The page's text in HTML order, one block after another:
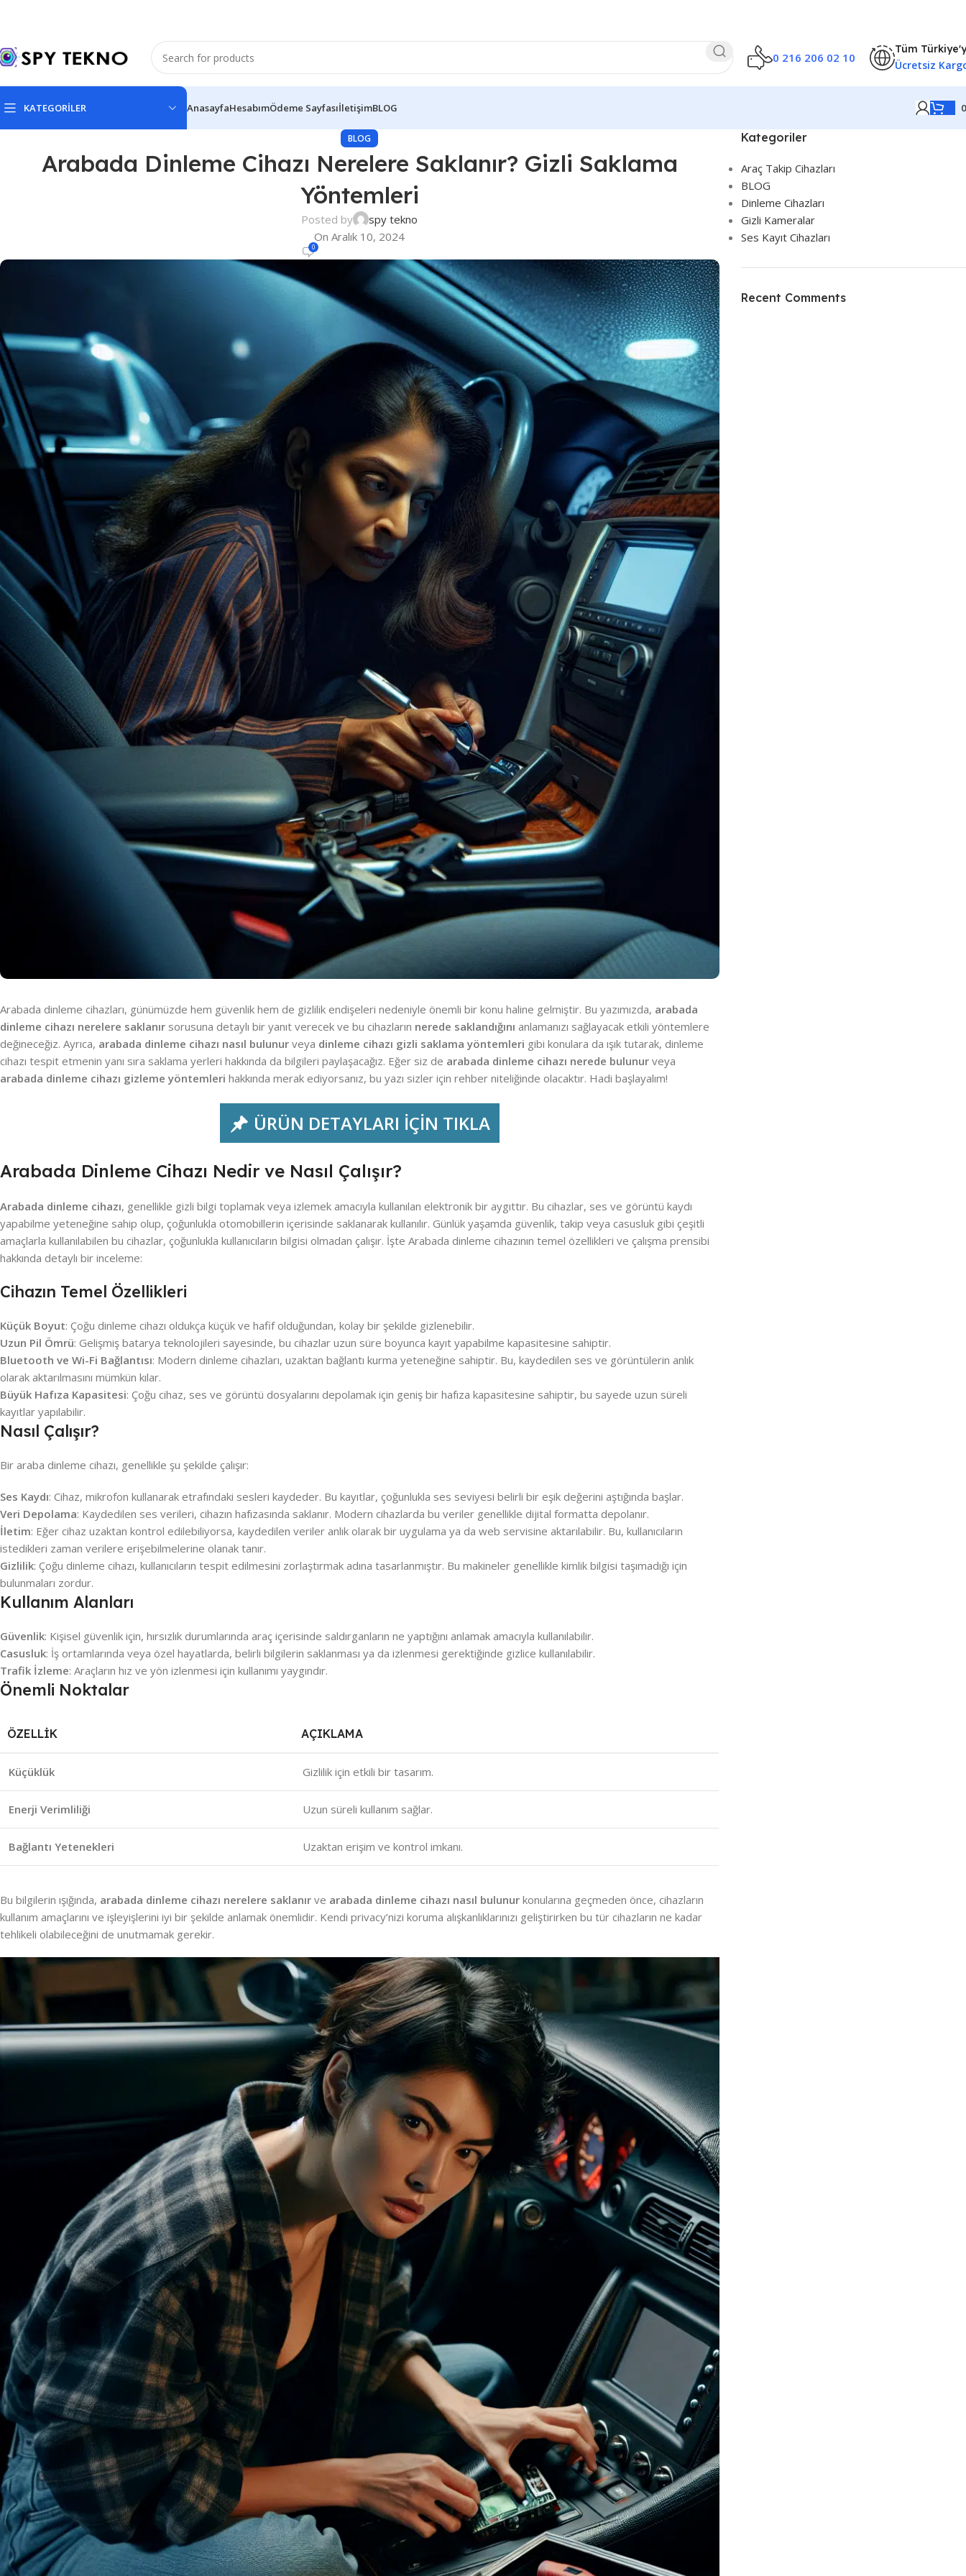
0 216 206 02 10
Tüm
Ücretsiz
KATEGORİLER AnasayfaHesabımÖdeme SayfasıİletişimBLOG
BLOG
Arabada Dinleme Cihazı Nerelere Saklanır? Gizli Saklama
Yöntemleri
Posted by
spy tekno
On Aralık 10, 2024
0
Arabada dinleme cihazları, günümüzde hem güvenlik hem de gizlilik endişeleri nedeniyle önemli bir konu haline gelmiştir. Bu yazımızda, arabada
dinleme cihazı nerelere saklanır sorusuna detaylı bir yanıt verecek ve bu cihazların nerede saklandığını anlamanızı sağlayacak etkili yöntemlere
değineceğiz. Ayrıca, arabada dinleme cihazı nasıl bulunur veya dinleme cihazı gizli saklama yöntemleri gibi konulara da ışık tutarak, dinleme
cihazı tespit etmenin yanı sıra saklama yerleri hakkında da bilgileri paylaşacağız. Eğer siz de arabada dinleme cihazı nerede bulunur veya
arabada dinleme cihazı gizleme yöntemleri hakkında merak ediyorsanız, bu yazı sizler için rehber niteliğinde olacaktır. Hadi başlayalım!
ÜRÜN DETAYLARI İÇİN TIKLA
Arabada Dinleme Cihazı Nedir ve Nasıl Çalışır?
Arabada dinleme cihazı, genellikle gizli bilgi toplamak veya izlemek amacıyla kullanılan elektronik bir aygıttır. Bu cihazlar, ses ve görüntü kaydı
yapabilme yeteneğine sahip olup, çoğunlukla otomobillerin içerisinde saklanarak kullanılır. Günlük yaşamda güvenlik, takip veya casusluk gibi çeşitli
amaçlarla kullanılabilen bu cihazlar, çoğunlukla kullanıcıların bilgisi olmadan çalışır. İşte Arabada dinleme cihazının temel özellikleri ve çalışma prensibi
hakkında detaylı bir inceleme:
Cihazın Temel Özellikleri
Küçük Boyut: Çoğu dinleme cihazı oldukça küçük ve hafif olduğundan, kolay bir şekilde gizlenebilir.
Uzun Pil Ömrü: Gelişmiş batarya teknolojileri sayesinde, bu cihazlar uzun süre boyunca kayıt yapabilme kapasitesine sahiptir.
Bluetooth ve Wi-Fi Bağlantısı: Modern dinleme cihazları, uzaktan bağlantı kurma yeteneğine sahiptir. Bu, kaydedilen ses ve görüntülerin anlık
olarak aktarılmasını mümkün kılar.
Büyük Hafıza Kapasitesi: Çoğu cihaz, ses ve görüntü dosyalarını depolamak için geniş bir hafıza kapasitesine sahiptir, bu sayede uzun süreli
kayıtlar yapılabilir.
Nasıl Çalışır?
Bir araba dinleme cihazı, genellikle şu şekilde çalışır:
Ses Kaydı: Cihaz, mikrofon kullanarak etrafındaki sesleri kaydeder. Bu kayıtlar, çoğunlukla ses seviyesi belirli bir eşik değerini aştığında başlar.
Veri Depolama: Kaydedilen ses verileri, cihazın hafızasında saklanır. Modern cihazlarda bu veriler genellikle dijital formatta depolanır.
İletim: Eğer cihaz uzaktan kontrol edilebiliyorsa, kaydedilen veriler anlık olarak bir uygulama ya da web servisine aktarılabilir. Bu, kullanıcıların
istedikleri zaman verilere erişebilmelerine olanak tanır.
Gizlilik: Çoğu dinleme cihazı, kullanıcıların tespit edilmesini zorlaştırmak adına tasarlanmıştır. Bu makineler genellikle kimlik bilgisi taşımadığı için
bulunmaları zordur.
Kullanım Alanları
Güvenlik: Kişisel güvenlik için, hırsızlık durumlarında araç içerisinde saldırganların ne yaptığını anlamak amacıyla kullanılabilir.
Casusluk: İş ortamlarında veya özel hayatlarda, belirli bilgilerin saklanması ya da izlenmesi gerektiğinde gizlice kullanılabilir.
Trafik İzleme: Araçların hız ve yön izlenmesi için kullanımı yaygındır.
Önemli Noktalar
ÖZELLIK AÇIKLAMA
Küçüklük Gizlilik için etkili bir tasarım.
Enerji Verimliliği Uzun süreli kullanım sağlar.
Bağlantı Yetenekleri Uzaktan erişim ve kontrol imkanı.
Bu bilgilerin ışığında, arabada dinleme cihazı nerelere saklanır ve arabada dinleme cihazı nasıl bulunur konularına geçmeden önce, cihazların
kullanım amaçlarını ve işleyişlerini iyi bir şekilde anlamak önemlidir. Kendi privacy’nizi koruma alışkanlıklarınızı geliştirirken bu tür cihazların ne kadar
tehlikeli olabileceğini de unutmamak gerekir.
Kategoriler
Araç Takip Cihazları
BLOG
Dinleme Cihazları
Gizli Kameralar
Ses Kayıt Cihazları
Recent Comments